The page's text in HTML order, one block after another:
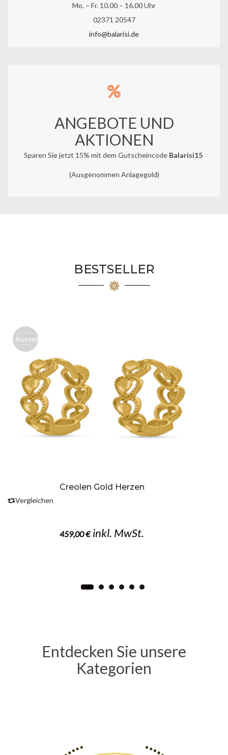
Mo. – Fr. 10.00 – 16.00 Uhr
02371 20547
info@balarisi.de
ANGEBOTE UND
AKTIONEN
Sparen Sie jetzt 15% mit dem Gutscheincode Balarisi15
(Ausgenommen Anlagegold)
BESTSELLER
Ausverk.
Creolen Gold Herzen
Vergleichen
459,00€ inkl. MwSt.
Entdecken Sie unsere
Kategorien